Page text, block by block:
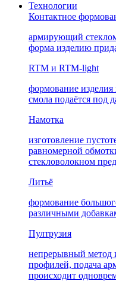
Технологии
Контактное
армирующий
форма изделию
RTM и RTM-light
формование
смола подаётся под
Намотка
изготовление
равномерной
стекловолокном
Литьё
формование
различными
Пултрузия
непрерывный метод
профилей, подача
происходит